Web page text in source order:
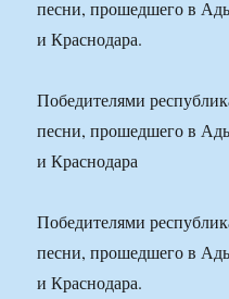
песни, прошедшего в
и Краснодара.
Победителями
песни, прошедшего в
и Краснодара
Победителями
песни, прошедшего в
и Краснодара.